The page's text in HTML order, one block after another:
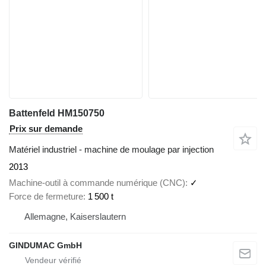
Battenfeld HM150750
Prix sur demande
Matériel industriel - machine de moulage par injection
2013
Machine-outil à commande numérique (CNC)
✓
Force de fermeture 1 500 t
Allemagne, Kaiserslautern
GINDUMAC GmbH